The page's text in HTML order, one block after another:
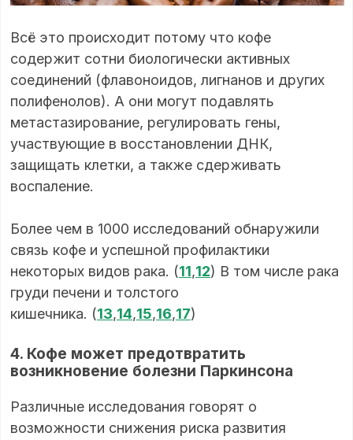
Всё это происходит потому что кофе
содержит сотни биологически активных
соединений (флавоноидов, лигнанов и других
полифенолов). А они могут подавлять
метастазирование, регулировать гены,
участвующие в восстановлении ДНК,
защищать клетки, а также сдерживать
воспаление.
Более чем в 1000 исследований обнаружили
связь кофе и успешной профилактики
некоторых видов рака. (11,12) В том числе рака
груди печени и толстого
кишечника. (13,14,15,16,17)
4. Кофе может предотвратить
возникновение болезни Паркинсона
Различные исследования говорят о
возможности снижения риска развития